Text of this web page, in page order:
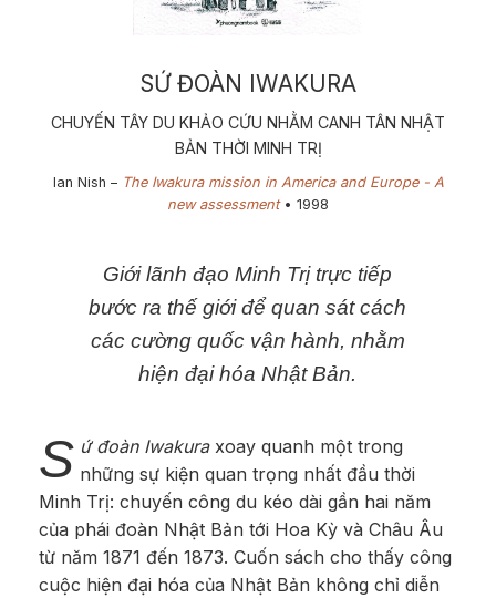
SỨ ĐOÀN IWAKURA
CHUYẾN TÂY DU KHẢO CỨU NHẰM CANH TÂN NHẬT
BẢN THỜI MINH TRỊ
Ian Nish – The Iwakura mission in America and Europe - A
new assessment• 1​998
​Giới lãnh đạo Minh Trị trực tiếp
bước ra thế giới để quan sát cách
các cường quốc vận hành, nhằm
hiện đại hóa Nhật Bản.
S ứ đoàn Iwakuraxoay quanh một trong
những sự kiện quan trọng nhất đầu thời
Minh Trị: chuyến công du kéo dài gần hai năm
của phái đoàn Nhật Bản tới Hoa Kỳ và Châu Âu
từ năm 1871 đến 1873. Cuốn sách cho thấy công
cuộc hiện đại hóa của Nhật Bản không chỉ diễn